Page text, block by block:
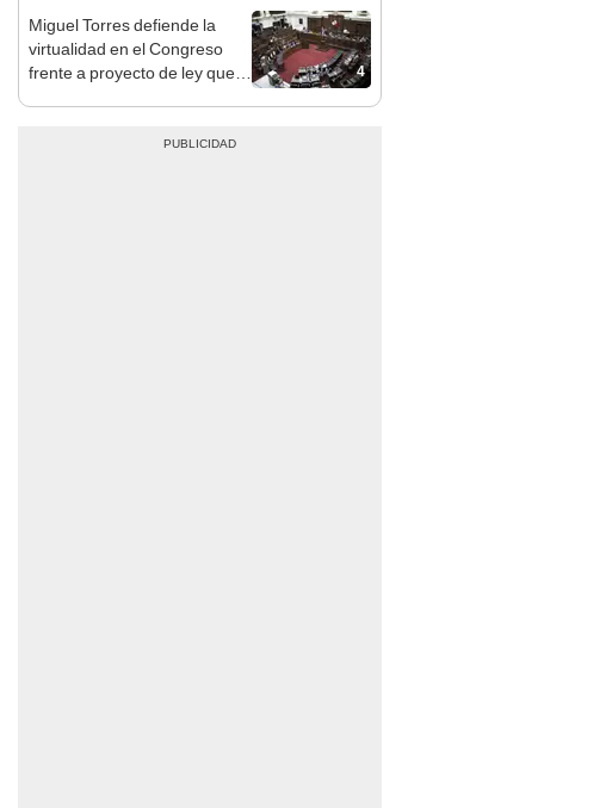
4
Miguel Torres defiende la
virtualidad en el Congreso
frente a proyecto de ley que